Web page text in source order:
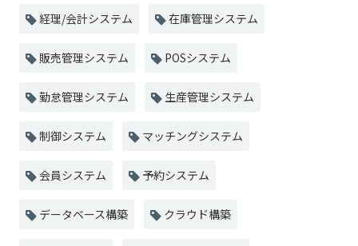
経理/会計システム 在庫管理システム
販売管理システム POSシステム
勤怠管理システム 生産管理システム
制御システム マッチングシステム
会員システム 予約システム
データベース構築 クラウド構築